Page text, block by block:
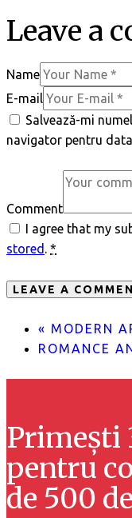
Leave a
Name
E-mail
Salvează-mi
navigator pentru
Comment
I agree that my
stored . *
« MODERN
ROMANCE
Primești
pentru
de 500